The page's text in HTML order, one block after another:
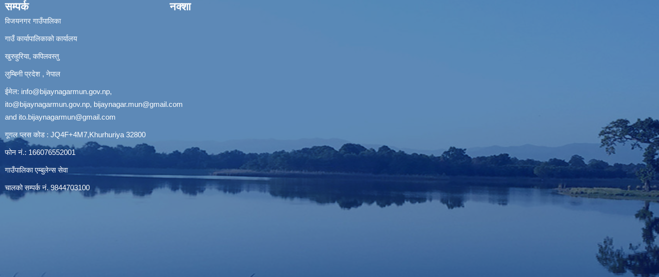
सम्पर्क
विजयनगर गाउँपालिका
गाउँ कार्यापालिकाको कार्यालय
खुरुहुरिया, कपिलवस्तु
लुम्बिनी प्रदेश , नेपाल
ईमेल: info@bijaynagarmun.gov.np,
ito@bijaynagarmun.gov.np, bijaynagar.mun@gmail.com
and ito.bijaynagarmun@gmail.com
गूगल प्लस कोड : JQ4F+4M7,Khurhuriya 32800
फोन नं.: 166076552001
गाउँपालिका एम्बुलेन्स सेवा
चालको सम्पर्क नं. 9844703100
नक्शा